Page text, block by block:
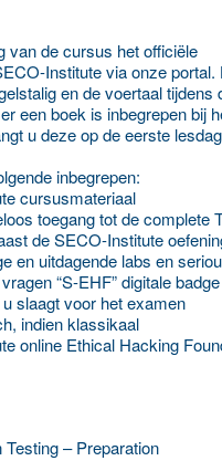
van de cursus het officiële
Institute via onze portal.
en de voertaal tijdens
een boek is inbegrepen bij
u deze op de eerste
inbegrepen:
cursusmateriaal
toegang tot de complete
de SECO-Institute
en uitdagende labs en
“S-EHF” digitale
slaagt voor het examen
indien klassikaal
online Ethical Hacking
– Preparation